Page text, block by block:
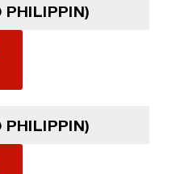
PHILIPPIN)
PHILIPPIN)